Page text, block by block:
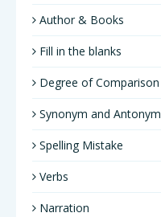
Author & Books
Fill in the blanks
Degree of Comparison
Synonym and Antonym
Spelling Mistake
Verbs
Narration